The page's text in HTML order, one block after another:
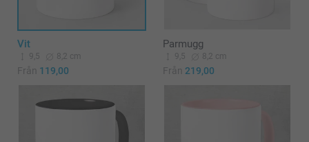
Vit
9,5 8,2 cm
Från 119,00
Parmugg
9,5 8,2 cm
Från 219,00